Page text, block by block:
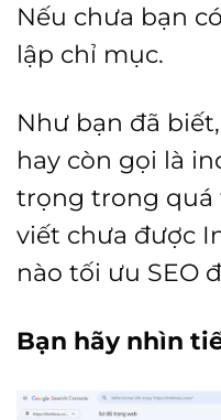
Nếu chưa bạn
lập chỉ mục.
Như bạn đã
hay còn gọi là
trọng trong quá
viết chưa được
nào tối ưu SEO
Bạn hãy nhìn